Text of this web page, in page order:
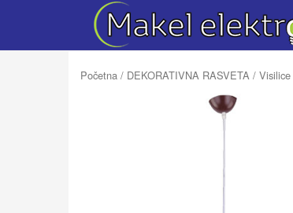
Početna / DEKORATIVNA RASVETA / Visilice